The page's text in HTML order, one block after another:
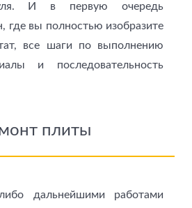
И в первую очередь
где вы полностью изобразите
все шаги по выполнению
и последовательность
плиты
дальнейшими работами